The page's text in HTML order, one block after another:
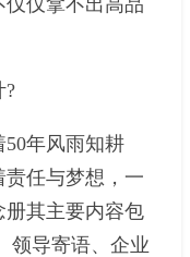
?
年风雨知耕
任与梦想，一
册其主要内容包
领导寄语、企业